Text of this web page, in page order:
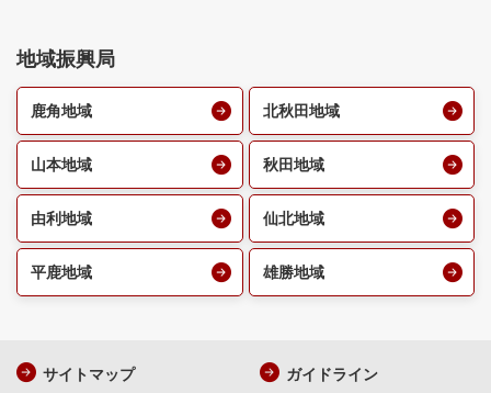
地域振興局
鹿角地域 北秋田地域
山本地域 秋田地域
由利地域 仙北地域
平鹿地域 雄勝地域
サイトマップ ガイドライン